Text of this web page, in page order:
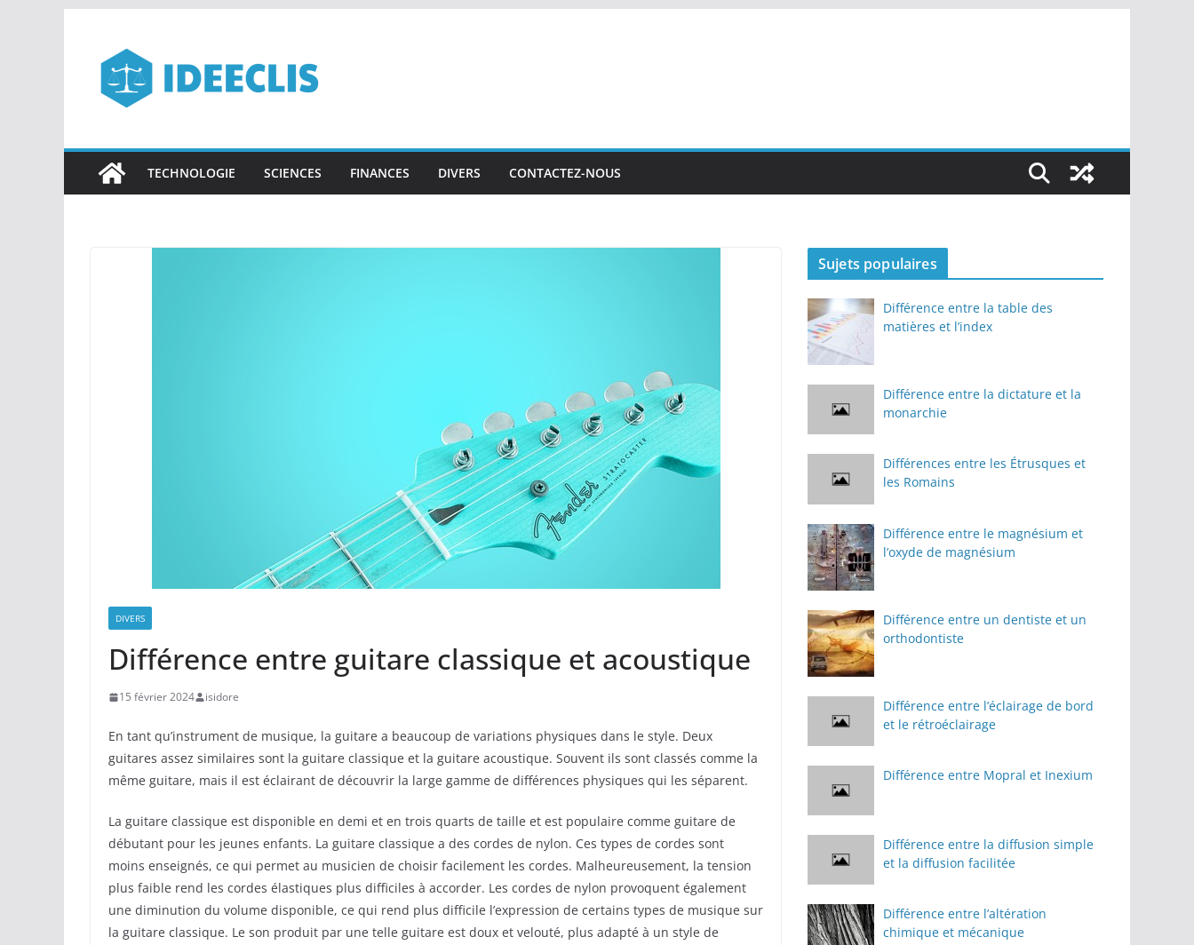
contenu
TECHNOLOGIE SCIENCES FINANCES DIVERS CONTACTEZ-NOUS
DIVERS
Différence entre guitare classique et acoustique
15 février 2024 isidore
En tant qu’instrument de musique, la guitare a beaucoup de variations physiques dans le style. Deux
guitares assez similaires sont la guitare classique et la guitare acoustique. Souvent ils sont classés comme la
même guitare, mais il est éclairant de découvrir la large gamme de différences physiques qui les séparent.
La guitare classique est disponible en demi et en trois quarts de taille et est populaire comme guitare de
débutant pour les jeunes enfants. La guitare classique a des cordes de nylon. Ces types de cordes sont
moins enseignés, ce qui permet au musicien de choisir facilement les cordes. Malheureusement, la tension
plus faible rend les cordes élastiques plus difficiles à accorder. Les cordes de nylon provoquent également
une diminution du volume disponible, ce qui rend plus difficile l’expression de certains types de musique sur
la guitare classique. Le son produit par une telle guitare est doux et velouté, plus adapté à un style de
Sujets populaires
Différence entre la table des
matières et l’index
Différence entre la dictature et la
monarchie
Différences entre les Étrusques et
les Romains
Différence entre le magnésium et
l’oxyde de magnésium
Différence entre un dentiste et un
orthodontiste
Différence entre l’éclairage de bord
et le rétroéclairage
Différence entre Mopral et Inexium
Différence entre la diffusion simple
et la diffusion facilitée
Différence entre l’altération
chimique et mécanique